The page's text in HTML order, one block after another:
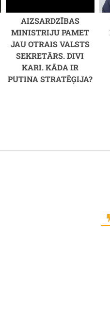
AIZSARDZĪBAS
MINISTRIJU PAMET
JAU OTRAIS VALSTS
SEKRETĀRS. DIVI
KARI. KĀDA IR
PUTINA STRATĒĢIJA?